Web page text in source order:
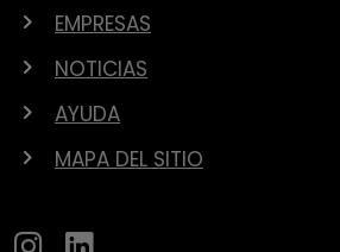
EMPRESAS
NOTICIAS
AYUDA
MAPA DEL SITIO